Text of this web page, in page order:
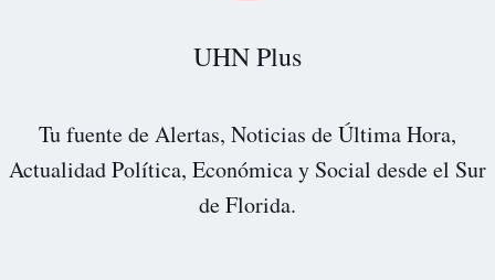
UHN Plus
Tu fuente de Alertas, Noticias de Última Hora,
Actualidad Política, Económica y Social desde el Sur
de Florida.